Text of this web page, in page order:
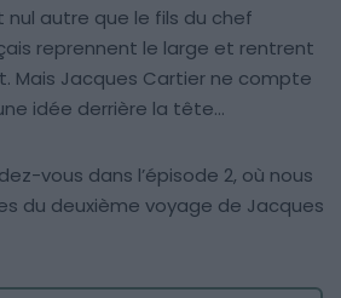
nul autre que le fils du chef
reprennent le large et rentrent
Mais Jacques Cartier ne compte
idée derrière la tête…
vous dans l’épisode 2, où nous
du deuxième voyage de Jacques